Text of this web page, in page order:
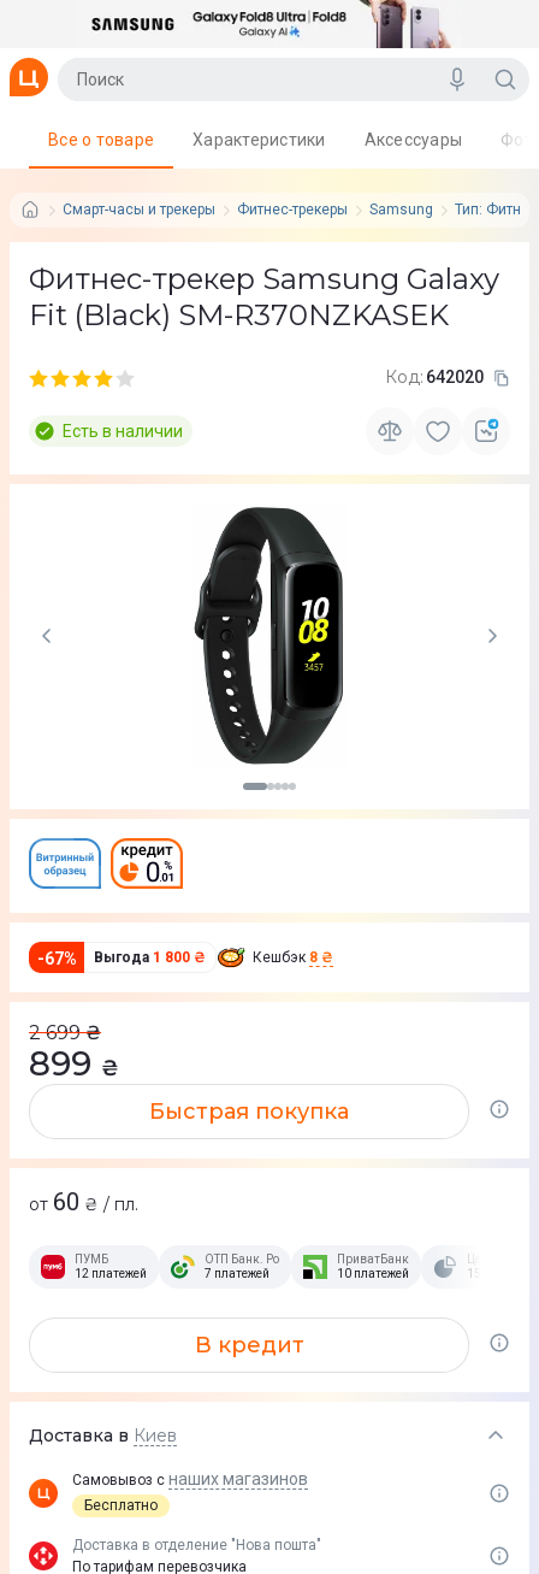
Смарт-часы и трекеры Фитнес-трекеры Samsung Тип:
Все о товаре Характеристики Аксессуары
Фитнес-трекер Samsung Galaxy
Fit (Black) SM-R370NZKASEK
Код: 642020
Есть в наличии
-67% Выгода 1 800 ₴ Кешбэк 8 ₴
2 699 ₴
899 ₴
Быстрая покупка
от 60 ₴ / пл.
ПУМБ
12 платежей
ОТП Банк. Розстрочка Скибочка.
7 платежей
ПриватБанк
10 платежей
15 платежей
В кредит
Доставка в Киев
Самовывоз с наших магазинов
Бесплатно
Доставка в отделение "Нова пошта"
По тарифам перевозчика